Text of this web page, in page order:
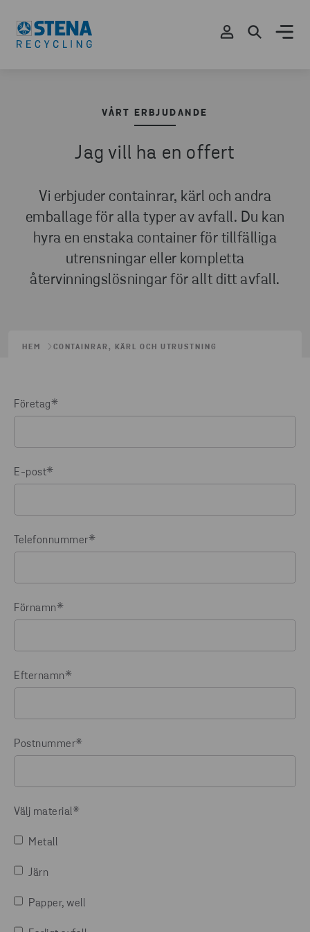
VÅRT ERBJUDANDE
Jag vill ha en offert
Vi erbjuder containrar, kärl och andra
emballage för alla typer av avfall. Du kan
hyra en enstaka container för tillfälliga
utrensningar eller kompletta
återvinningslösningar för allt ditt avfall.
HEM CONTAINRAR, KÄRL OCH UTRUSTNING
Företag*
E-post*
Telefonnummer*
Förnamn*
Efternamn*
Postnummer*
Välj material*
Metall
Järn
Papper, well